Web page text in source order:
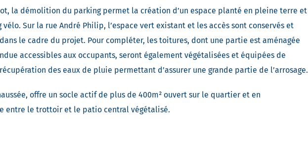
la démolition du parking permet la création d’un espace planté en pleine terre et
vélo. Sur la rue André Philip, l’espace vert existant et les accès sont conservés et
le cadre du projet. Pour compléter, les toitures, dont une partie est aménagée
accessibles aux occupants, seront également végétalisées et équipées de
des eaux de pluie permettant d’assurer une grande partie de l’arrosage.
offre un socle actif de plus de 400m² ouvert sur le quartier et en
entre le trottoir et le patio central végétalisé.